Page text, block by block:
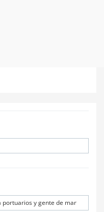
y gente de mar